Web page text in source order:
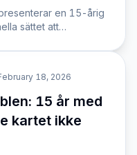
en 15-årig
sättet att
18, 2026
15 år med
kartet ikke